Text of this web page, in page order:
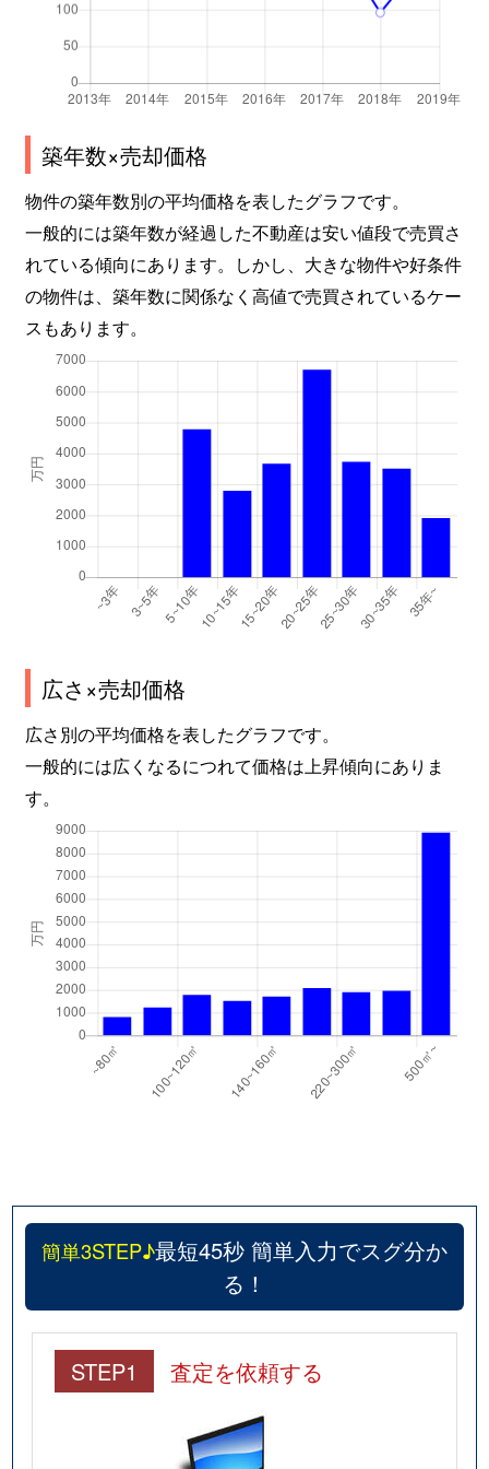
築年数×売却価格
物件の築年数別の平均価格を表したグラフです。
一般的には築年数が経過した不動産は安い値段で売買さ
れている傾向にあります。しかし、大きな物件や好条件
の物件は、築年数に関係なく高値で売買されているケー
スもあります。
広さ×売却価格
広さ別の平均価格を表したグラフです。
一般的には広くなるにつれて価格は上昇傾向にありま
す。
簡単3STEP♪最短45秒 簡単入力でスグ分か
る！
STEP1 査定を依頼する